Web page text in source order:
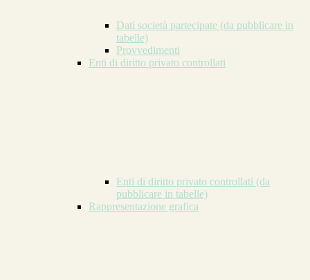
Dati società partecipate (da pubblicare in
tabelle)
Provvedimenti
Enti di diritto privato controllati
Enti di diritto privato controllati (da
pubblicare in tabelle)
Rappresentazione grafica